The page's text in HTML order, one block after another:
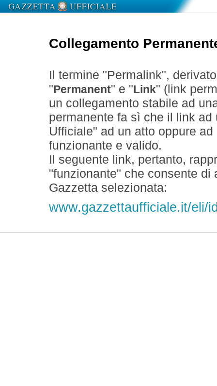
Collegamento
Il termine "Permalink",
" Permanent" e " Link" (link
un collegamento stabile ad
permanente fa sì che il link
Ufficiale" ad un atto oppure
funzionante e valido.
Il seguente link, pertanto,
"funzionante" che consente
Gazzetta selezionata:
www.gazzettaufficiale.it/eli/